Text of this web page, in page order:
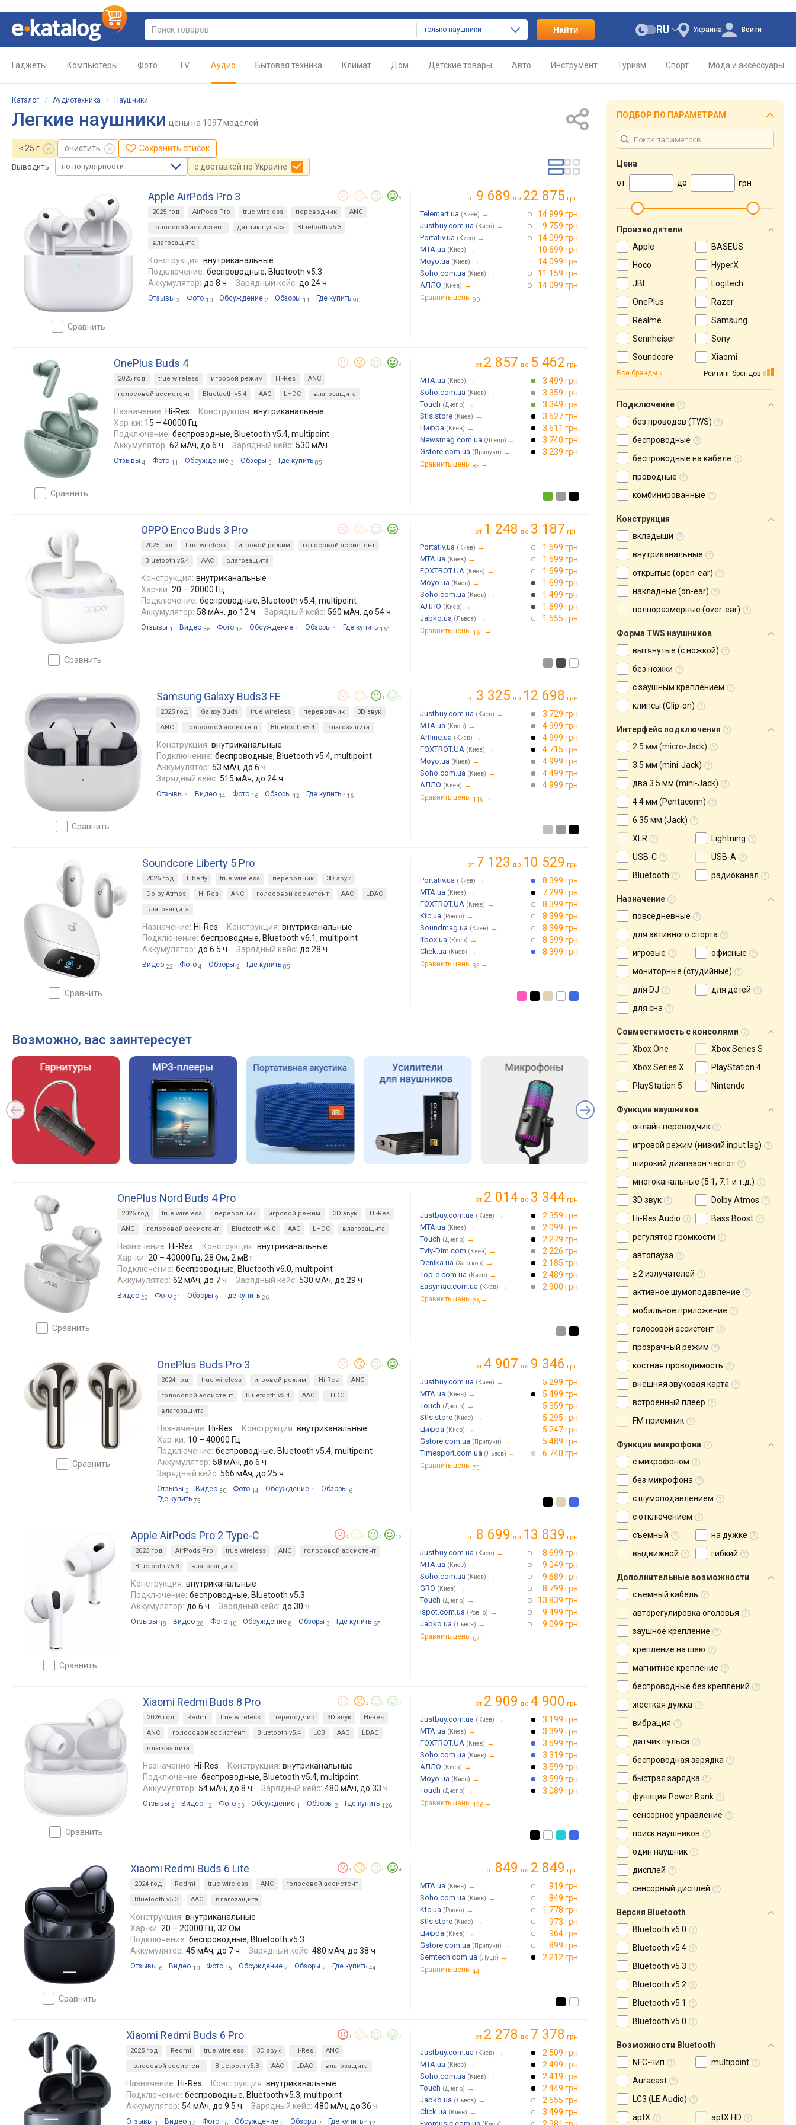
только наушники Найти Украина
RU Войти
Гаджеты Компьютеры Фото TV Аудио Бытовая техника Климат Дом Детские товары Авто Инструмент Туризм Спорт Мода и аксессуары
Каталог / Аудиотехника / Наушники
Легкие наушники цены на 1097 моделей
≤ 25 г очистить Сохранить список
Выводить по популярности с доставкой по Украине
сравнить
Apple AirPods Pro 3 3
2025 год AirPods Pro true wireless переводчик
ANC
голосовой ассистент
датчик пульса
Bluetooth v5.3
влагозащита
Конструкция: внутриканальные
Подключение: беспроводные, Bluetooth v5.3
Аккумулятор: до 8 ч Зарядный кейс: до 24 ч
Отзывы 3 Фото 10 Обсуждение 2 Обзоры 11 Где купить 90
от 9 689 до 22 875 грн.
Telemart.ua (Киев) → 14 999 грн.
Justbuy.com.ua (Киев) → 9 759 грн.
Portativ.ua (Киев) → 14 099 грн.
MTA.ua (Киев) → 10 699 грн.
Moyo.ua (Киев) → 14 099 грн.
Soho.com.ua (Киев) → 11 159 грн.
АЛЛО (Киев) → 14 099 грн.
Сравнить цены 90 →
сравнить
OnePlus Buds 4 1 3
2025 год true wireless игровой режим Hi-Res
ANC
голосовой ассистент
Bluetooth v5.4 AAC LHDC влагозащита
Назначение: Hi-Res Конструкция: внутриканальные
Хар-ки: 15 – 40000 Гц
Подключение: беспроводные, Bluetooth v5.4, multipoint
Аккумулятор: 62 мАч, до 6 ч Зарядный кейс: 530 мАч
Отзывы 4 Фото 11 Обсуждение 3 Обзоры 5 Где купить 85
от 2 857 до 5 462 грн.
MTA.ua (Киев) → 3 499 грн.
Soho.com.ua (Киев) → 3 359 грн.
Touch (Днепр) → 3 349 грн.
Stls.store (Киев) → 3 627 грн.
Цифра (Киев) → 3 611 грн.
Newsmag.com.ua (Днепр) → 3 740 грн.
Gstore.com.ua (Прилуки) → 3 239 грн.
Сравнить цены 85 →
сравнить
OPPO Enco Buds 3 Pro 1
2025 год true wireless игровой режим
голосовой ассистент
Bluetooth v5.4
AAC влагозащита
Конструкция: внутриканальные
Хар-ки: 20 – 20000 Гц
Подключение: беспроводные, Bluetooth v5.4, multipoint
Аккумулятор: 58 мАч, до 12 ч Зарядный кейс: 560 мАч, до 54 ч
Отзывы 1 Видео 36 Фото 15 Обсуждение 1 Обзоры 1 Где купить 161
от 1 248 до 3 187 грн.
Portativ.ua (Киев) → 1 699 грн.
MTA.ua (Киев) → 1 699 грн.
FOXTROT.UA (Киев) → 1 699 грн.
Moyo.ua (Киев) → 1 699 грн.
Soho.com.ua (Киев) → 1 499 грн.
АЛЛО (Киев) → 1 699 грн.
Jabko.ua (Львов) → 1 555 грн.
Сравнить цены 161 →
сравнить
Samsung Galaxy Buds3 FE 1
2025 год Galaxy Buds true wireless переводчик
3D звук
ANC
голосовой ассистент Bluetooth v5.4 влагозащита
Конструкция: внутриканальные
Подключение: беспроводные, Bluetooth v5.4, multipoint
Аккумулятор: 53 мАч, до 6 ч
Зарядный кейс: 515 мАч, до 24 ч
Отзывы 1 Видео 14 Фото 16 Обзоры 12 Где купить 116
от 3 325 до 12 698 грн.
Justbuy.com.ua (Киев) → 3 729 грн.
MTA.ua (Киев) → 4 999 грн.
Artline.ua (Киев) → 4 999 грн.
FOXTROT.UA (Киев) → 4 715 грн.
Moyo.ua (Киев) → 4 999 грн.
Soho.com.ua (Киев) → 4 499 грн.
АЛЛО (Киев) → 4 999 грн.
Сравнить цены 116 →
сравнить
Soundcore Liberty 5 Pro
2026 год Liberty true wireless переводчик
3D звук
Dolby Atmos
Hi-Res ANC голосовой ассистент AAC
LDAC
влагозащита
Назначение: Hi-Res Конструкция: внутриканальные
Подключение: беспроводные, Bluetooth v6.1, multipoint
Аккумулятор: до 6.5 ч Зарядный кейс: до 28 ч
Видео 22 Фото 4 Обзоры 2 Где купить 85
от 7 123 до 10 529 грн.
Portativ.ua (Киев) → 8 399 грн.
MTA.ua (Киев) → 7 299 грн.
FOXTROT.UA (Киев) → 8 399 грн.
Ktc.ua (Ровно) → 8 399 грн.
Soundmag.ua (Киев) → 8 399 грн.
Itbox.ua (Киев) → 8 399 грн.
Click.ua (Киев) → 8 399 грн.
Сравнить цены 85 →
Возможно, вас заинтересует
сравнить
OnePlus Nord Buds 4 Pro
2026 год true wireless переводчик игровой режим 3D звук
Hi-Res
ANC
голосовой ассистент Bluetooth v6.0 AAC LHDC влагозащита
Назначение: Hi-Res Конструкция: внутриканальные
Хар-ки: 20 – 40000 Гц, 28 Ом, 2 мВт
Подключение: беспроводные, Bluetooth v6.0, multipoint
Аккумулятор: 62 мАч, до 7 ч Зарядный кейс: 530 мАч, до 29 ч
Видео 23 Фото 31 Обзоры 9 Где купить 26
от 2 014 до 3 344 грн.
Justbuy.com.ua (Киев) → 2 359 грн.
MTA.ua (Киев) → 2 099 грн.
Touch (Днепр) → 2 279 грн.
Tviy-Dim.com (Киев) → 2 226 грн.
Denika.ua (Харьков) → 2 185 грн.
Top-e.com.ua (Киев) → 2 489 грн.
Easymac.com.ua (Киев) → 2 900 грн.
Сравнить цены 26 →
сравнить
OnePlus Buds Pro 3 1 1
2024 год true wireless игровой режим Hi-Res
ANC
голосовой ассистент
Bluetooth v5.4 AAC
LHDC
влагозащита
Назначение: Hi-Res Конструкция: внутриканальные
Хар-ки: 10 – 40000 Гц
Подключение: беспроводные, Bluetooth v5.4, multipoint
Аккумулятор: 58 мАч, до 6 ч
Зарядный кейс: 566 мАч, до 25 ч
Отзывы 2 Видео 30 Фото 14 Обсуждение 1 Обзоры 6
Где купить 75
от 4 907 до 9 346 грн.
Justbuy.com.ua (Киев) → 5 299 грн.
MTA.ua (Киев) → 5 499 грн.
Touch (Днепр) → 5 359 грн.
Stls.store (Киев) → 5 295 грн.
Цифра (Киев) → 5 247 грн.
Gstore.com.ua (Прилуки) → 5 489 грн.
Timesport.com.ua (Львов) → 6 740 грн.
Сравнить цены 75 →
сравнить
Apple AirPods Pro 2 Type-C 2 5 10
2023 год AirPods Pro true wireless ANC
голосовой ассистент
Bluetooth v5.3
влагозащита
Конструкция: внутриканальные
Подключение: беспроводные, Bluetooth v5.3
Аккумулятор: до 6 ч Зарядный кейс: до 30 ч
Отзывы 18 Видео 28 Фото 10 Обсуждение 8 Обзоры 3 Где купить 67
от 8 699 до 13 839 грн.
Justbuy.com.ua (Киев) → 8 699 грн.
MTA.ua (Киев) → 9 049 грн.
Soho.com.ua (Киев) → 9 689 грн.
GRO (Киев) → 8 799 грн.
Touch (Днепр) → 13 839 грн.
ispot.com.ua (Ровно) → 9 499 грн.
Jabko.ua (Львов) → 9 099 грн.
Сравнить цены 67 →
сравнить
Xiaomi Redmi Buds 8 Pro 2
2026 год Redmi true wireless переводчик 3D звук
Hi-Res
ANC
голосовой ассистент Bluetooth v5.4 LC3 AAC
LDAC
влагозащита
Назначение: Hi-Res Конструкция: внутриканальные
Подключение: беспроводные, Bluetooth v5.4, multipoint
Аккумулятор: 54 мАч, до 8 ч Зарядный кейс: 480 мАч, до 33 ч
Отзывы 2 Видео 12 Фото 33 Обсуждение 1 Обзоры 2 Где купить 126
от 2 909 до 4 900 грн.
Justbuy.com.ua (Киев) → 3 199 грн.
MTA.ua (Киев) → 3 399 грн.
FOXTROT.UA (Киев) → 3 599 грн.
Soho.com.ua (Киев) → 3 319 грн.
АЛЛО (Киев) → 3 599 грн.
Moyo.ua (Киев) → 3 599 грн.
Touch (Днепр) → 3 089 грн.
Сравнить цены 126 →
сравнить
Xiaomi Redmi Buds 6 Lite 1 1 4
2024 год Redmi true wireless ANC
голосовой ассистент
Bluetooth v5.3
AAC влагозащита
Конструкция: внутриканальные
Хар-ки: 20 – 20000 Гц, 32 Ом
Подключение: беспроводные, Bluetooth v5.3
Аккумулятор: 45 мАч, до 7 ч Зарядный кейс: 480 мАч, до 38 ч
Отзывы 6 Видео 10 Фото 15 Обсуждение 2 Обзоры 2 Где купить 44
от 849 до 2 849 грн.
MTA.ua (Киев) → 919 грн.
Soho.com.ua (Киев) → 849 грн.
Ktc.ua (Ровно) → 1 778 грн.
Stls.store (Киев) → 973 грн.
Цифра (Киев) → 964 грн.
Gstore.com.ua (Прилуки) → 899 грн.
Semtech.com.ua (Луцк) → 2 212 грн.
Сравнить цены 44 →
Xiaomi Redmi Buds 6 Pro 1
2025 год Redmi true wireless 3D звук Hi-Res
ANC
голосовой ассистент
Bluetooth v5.3 AAC LDAC влагозащита
Назначение: Hi-Res Конструкция: внутриканальные
Подключение: беспроводные, Bluetooth v5.3, multipoint
Аккумулятор: 54 мАч, до 9.5 ч Зарядный кейс: 480 мАч, до 36 ч
Отзывы 1 Видео 17 Фото 16 Обсуждение 3 Обзоры 2 Где купить 112
от 2 278 до 7 378 грн.
Justbuy.com.ua (Киев) → 2 509 грн.
MTA.ua (Киев) → 2 499 грн.
Soho.com.ua (Киев) → 2 419 грн.
Touch (Днепр) → 2 449 грн.
Jabko.ua (Львов) → 2 555 грн.
Click.ua (Киев) → 3 499 грн.
ПОДБОР ПО ПАРАМЕТРАМ
Цена
от
до грн.
Производители
Apple
BASEUS
Hoco
HyperX
JBL
Logitech
OnePlus
Razer
Realme
Samsung
Sennheiser
Sony
Soundcore
Xiaomi
Рейтинг брендов
Все бренды
Подключение
без проводов (TWS)
беспроводные
беспроводные на кабеле
проводные
комбинированные
Конструкция
вкладыши
внутриканальные
открытые (open-ear)
накладные (on-ear)
полноразмерные (over-ear)
Форма TWS наушников
вытянутые (с ножкой)
без ножки
с заушным креплением
клипсы (Clip-on)
Интерфейс подключения
2.5 мм (micro-Jack)
3.5 мм (mini-Jack)
два 3.5 мм (mini-Jack)
4.4 мм (Pentaconn)
6.35 мм (Jack)
XLR
Lightning
USB-C
USB-A
Bluetooth
радиоканал
Назначение
повседневные
для активного спорта
игровые
офисные
мониторные (студийные)
для DJ
для детей
для сна
Совместимость с консолями
Xbox One
Xbox Series S
Xbox Series X
PlayStation 4
PlayStation 5
Nintendo
Функции наушников
онлайн переводчик
игровой режим (низкий input lag)
широкий диапазон частот
многоканальные (5.1, 7.1 и т.д.)
3D звук
Dolby Atmos
Hi-Res Audio
Bass Boost
регулятор громкости
автопауза
≥ 2 излучателей
активное шумоподавление
мобильное приложение
голосовой ассистент
прозрачный режим
костная проводимость
внешняя звуковая карта
встроенный плеер
FM приемник
Функции микрофона
с микрофоном
без микрофона
с шумоподавлением
с отключением
съемный
на дужке
выдвижной
гибкий
Дополнительные возможности
съемный кабель
авторегулировка оголовья
заушное крепление
крепление на шею
магнитное крепление
беспроводные без креплений
жесткая дужка
вибрация
датчик пульса
беспроводная зарядка
быстрая зарядка
функция Power Bank
сенсорное управление
поиск наушников
один наушник
дисплей
сенсорный дисплей
Версия Bluetooth
Bluetooth v6.0
Bluetooth v5.4
Bluetooth v5.3
Bluetooth v5.2
Bluetooth v5.1
Bluetooth v5.0
Возможности Bluetooth
NFC-чип
multipoint
Auracast
LC3 (LE Audio)
aptX
aptX HD